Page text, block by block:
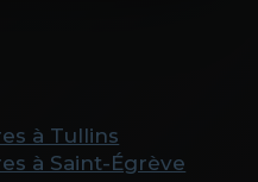
à Tullins
à Saint-Égrève